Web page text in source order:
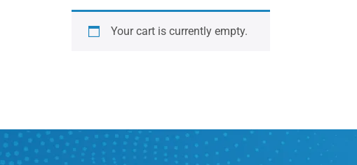
Your cart is currently empty.